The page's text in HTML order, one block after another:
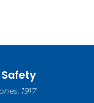
Safety
1917